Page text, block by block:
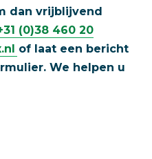
dan vrijblijvend
(0)38 460 20
of laat een bericht
We helpen u